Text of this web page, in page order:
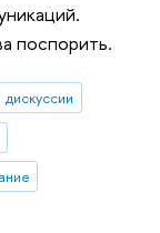
поспорить.
дискуссии